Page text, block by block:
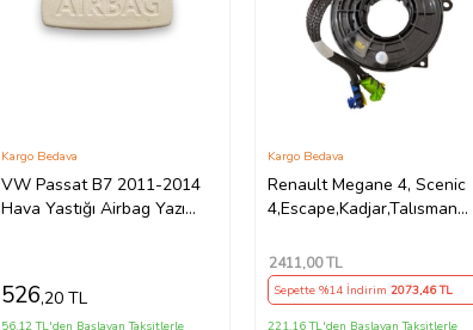
VW Passat B7 2011-2014
Hava Yastığı Airbag Yazı
Kargo Bedava
526,20 TL
56,12 TL'den Başlayan Taksitlerle
Renault Megane 4, Scenic
4,Escape,Kadjar,Talısman
Kargo Bedava
2411,00 TL
Sepette %14 İndirim 2073,46 TL
221,16 TL'den Başlayan Taksitlerle